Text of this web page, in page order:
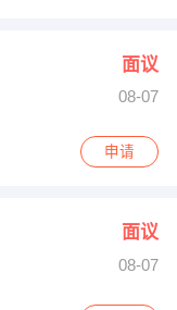
面议
08-07
悦旅游宾馆3楼申请
面议
08-07